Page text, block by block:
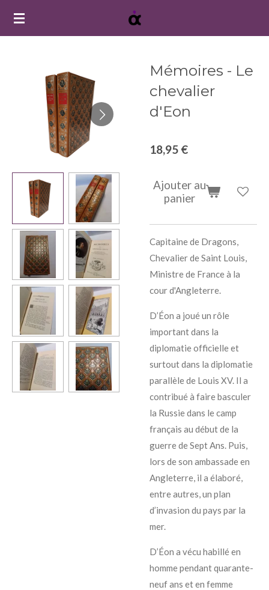
Passer
Mémoires - Le
chevalier
d'Eon
18,95 €
Ajouter au
panier
Capitaine de Dragons,
Chevalier de Saint Louis,
Ministre de France à la
cour d'Angleterre.
D’Éon a joué un rôle
important dans la
diplomatie officielle et
surtout dans la diplomatie
parallèle de Louis XV. Il a
contribué à faire basculer
la Russie dans le camp
français au début de la
guerre de Sept Ans. Puis,
lors de son ambassade en
Angleterre, il a élaboré,
entre autres, un plan
d’invasion du pays par la
mer.
D’Éon a vécu habillé en
homme pendant quarante-
neuf ans et en femme